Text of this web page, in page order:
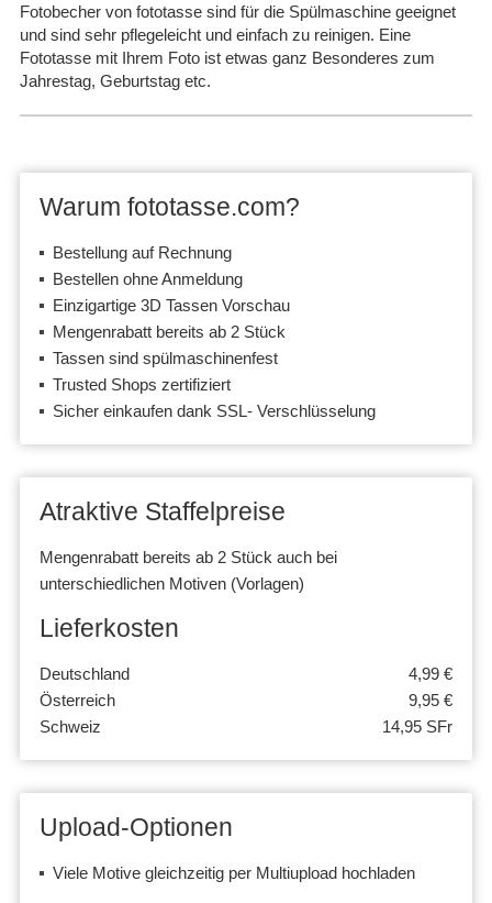
Fotobecher von fototasse sind für die Spülmaschine geeignet
und sind sehr pflegeleicht und einfach zu reinigen. Eine
Fototasse mit Ihrem Foto ist etwas ganz Besonderes zum
Jahrestag, Geburtstag etc.
Warum fototasse.com?
Bestellung auf Rechnung
Bestellen ohne Anmeldung
Einzigartige 3D Tassen Vorschau
Mengenrabatt bereits ab 2 Stück
Tassen sind spülmaschinenfest
Trusted Shops zertifiziert
Sicher einkaufen dank SSL- Verschlüsselung
Atraktive Staffelpreise
Mengenrabatt bereits ab 2 Stück auch bei
unterschiedlichen Motiven (Vorlagen)
Lieferkosten
Deutschland
4,99 €
Österreich
9,95 €
Schweiz
14,95 SFr
Upload-Optionen
Viele Motive gleichzeitig per Multiupload hochladen